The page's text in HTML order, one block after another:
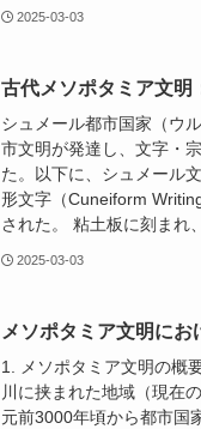
2025-03-03
古代メソポタミア文明
シュメール都市国家（ウ
市文明が発達し、文字・
た。以下に、シュメール
形文字（Cuneiform
された。 粘土板に刻まれ
2025-03-03
メソポタミア文明に
1. メソポタミア文明の概
川に挟まれた地域（現在
元前3000年頃から都市国